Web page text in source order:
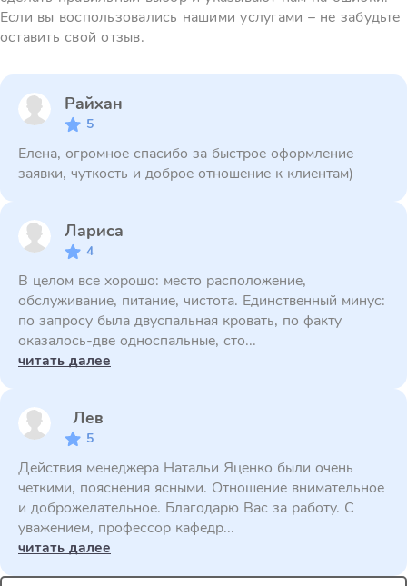
Если вы воспользовались нашими услугами – не забудьте
оставить свой отзыв.
Райхан
5
Елена, огромное спасибо за быстрое оформление
заявки, чуткость и доброе отношение к клиентам)
Лариса
4
В целом все хорошо: место расположение,
обслуживание, питание, чистота. Единственный минус:
по запросу была двуспальная кровать, по факту
оказалось-две односпальные, сто...
читать далее
Лев
5
Действия менеджера Натальи Яценко были очень
четкими, пояснения ясными. Отношение внимательное
и доброжелательное. Благодарю Вас за работу. С
уважением, профессор кафедр...
читать далее